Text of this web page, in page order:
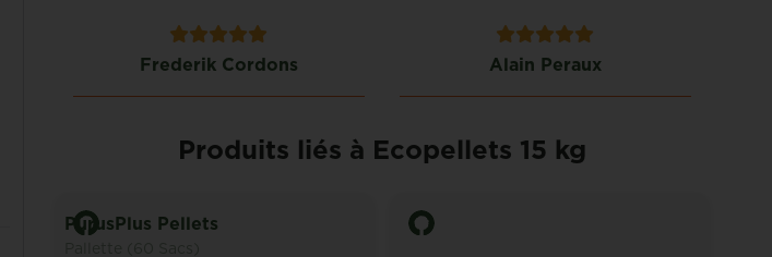
Frederik Cordons Alain Peraux
Produits liés à Ecopellets 15 kg
PurusPlus Pellets